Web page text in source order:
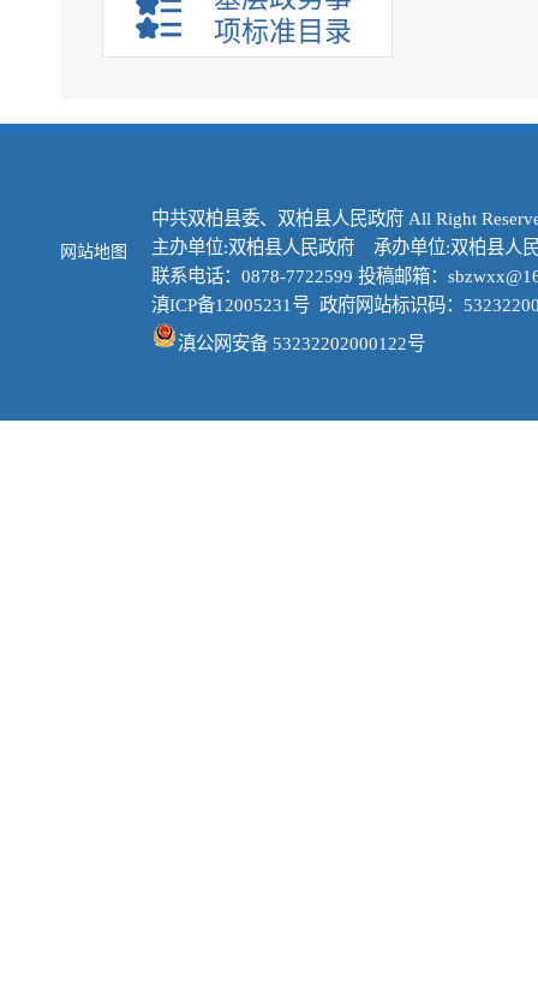
项标准目录
网站地图
中共双柏县委、双柏县人民政府 All Right
主办单位:双柏县人民政府 承办单位:双柏县人
联系电话：0878-7722599 投稿邮箱：
滇ICP备12005231号 政府网站标识码：
滇公网安备 53232202000122号